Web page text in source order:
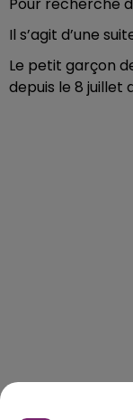
Il s’agit d’une
Le petit garçon
depuis le 8 juillet